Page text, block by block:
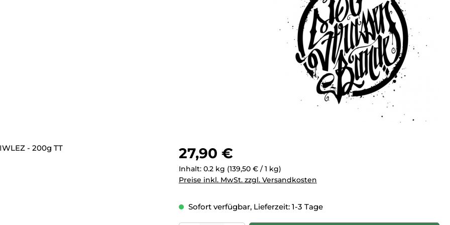
Regulärer Preis:
27,90 €
Inhalt: 0.2 kg (139,50 € / 1 kg)
Preise inkl. MwSt. zzgl. Versandkosten
Sofort verfügbar, Lieferzeit: 1-3 Tage